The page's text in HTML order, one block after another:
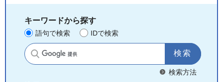
キーワードから探す
語句で検索 IDで検索
サイト内検索
検索方法